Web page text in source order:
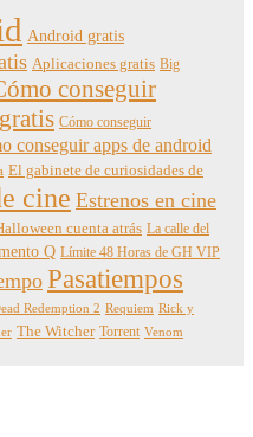
Android gratis
Aplicaciones gratis Big
conseguir
Cómo conseguir
conseguir apps de android
El gabinete de curiosidades de
cine Estrenos en cine
cuenta atrás La calle del
Q Límite 48 Horas de GH VIP
Pasatiempos
Redemption 2 Requiem Rick y
The Witcher Torrent Venom